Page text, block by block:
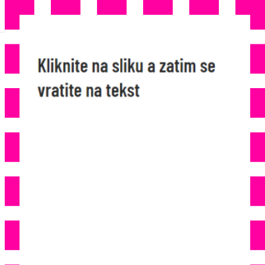
NJEMAČKA POLICIJA SUMNJA
U OBRAČUN KLANOVA: Sirijac